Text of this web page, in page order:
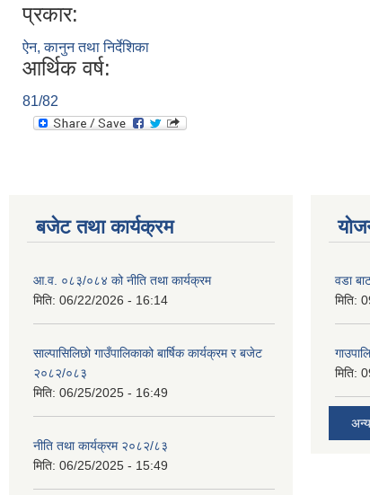
प्रकार:
ऐन, कानुन तथा निर्देशिका
आर्थिक वर्ष:
81/82
बजेट तथा कार्यक्रम
आ.व. ०८३/०८४ को नीति तथा कार्यक्रम
मिति: 06/22/2026 - 16:14
साल्पासिलिछो गाउँपालिकाको बार्षिक कार्यक्रम र बजेट
२०८२/०८३
मिति: 06/25/2025 - 16:49
नीति तथा कार्यक्रम २०८२/८३
मिति: 06/25/2025 - 15:49
वडा
मिति:
मिति:
अन्य